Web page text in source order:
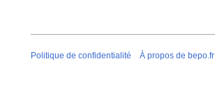
Politique de confidentialité À propos de bepo.fr